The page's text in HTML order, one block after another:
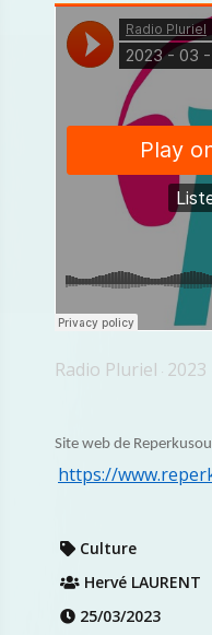
Radio Pluriel · 2023
Site web de
https://
Culture
Hervé LAURENT
25/03/2023